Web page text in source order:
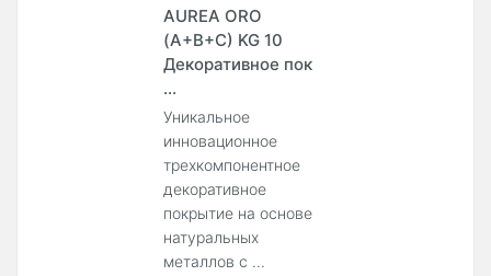
AUREA ORO
(A+B+C) KG 10
Декоративное пок
...
Уникальное
инновационное
трехкомпонентное
декоративное
покрытие на основе
натуральных
металлов с ...